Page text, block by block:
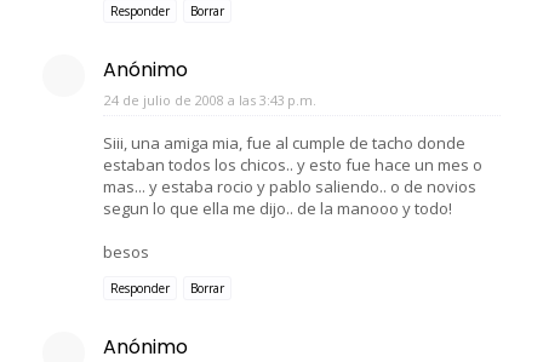
Responder Borrar
Anónimo
24 de julio de 2008 a las 3:43 p.m.
Siii, una amiga mia, fue al cumple de tacho donde
estaban todos los chicos.. y esto fue hace un mes o
mas... y estaba rocio y pablo saliendo.. o de novios
segun lo que ella me dijo.. de la manooo y todo!
besos
Responder Borrar
Anónimo